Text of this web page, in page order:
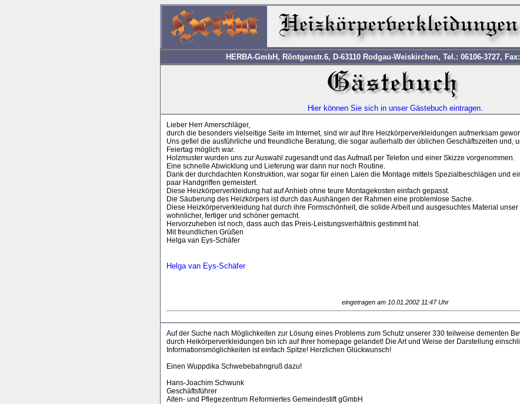
HERBA-GmbH, Röntgenstr.6, D-63110 Rodgau-Weiskirchen, Tel.: 06106-3727, Fax:
Hier können Sie sich in unser Gästebuch eintragen.
Lieber Herr Amerschläger,
durch die besonders vielseitige Seite im Internet, sind wir auf Ihre Heizkörperverkleidungen aufmerksam
Uns gefiel die ausführliche und freundliche Beratung, die sogar außerhalb der üblichen Geschäftszeiten und,
Feiertag möglich war.
Holzmuster wurden uns zur Auswahl zugesandt und das Aufmaß per Telefon und einer Skizze vorgenommen.
Eine schnelle Abwicklung und Lieferung war dann nur noch Routine.
Dank der durchdachten Konstruktion, war sogar für einen Laien die Montage mittels Spezialbeschlägen und
paar Handgriffen gemeistert.
Diese Heizkörperverkleidung hat auf Anhieb ohne teure Montagekosten einfach gepasst.
Die Säuberung des Heizkörpers ist durch das Aushängen der Rahmen eine problemlose Sache.
Diese Heizkörperverkleidung hat durch ihre Formschönheit, die solide Arbeit und ausgesuchtes Material
wohnlicher, fertiger und schöner gemacht.
Hervorzuheben ist noch, dass auch das Preis-Leistungsverhältnis gestimmt hat.
Mit freundlichen Grüßen
Helga van Eys-Schäfer
Helga van Eys-Schäfer
eingetragen am 10.01.2002 11:47 Uhr
Auf der Suche nach Möglichkeiten zur Lösung eines Problems zum Schutz unserer 330 teilweise dementen
durch Heikörperverkleidungen bin ich auf Ihrer homepage gelandet! Die Art und Weise der Darstellung
Informationsmöglichkeiten ist einfach Spitze! Herzlichen Glückwunsch!
Einen Wuppdika Schwebebahngruß dazu!
Hans-Joachim Schwunk
Geschäftsführer
Alten- und Pflegezentrum Reformiertes Gemeindestift gGmbH